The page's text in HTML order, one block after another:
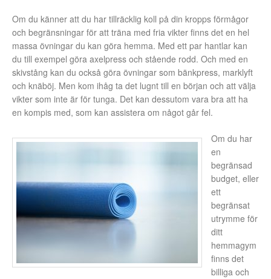
Om du känner att du har tillräcklig koll på din kropps förmågor
och begränsningar för att träna med fria vikter finns det en hel
massa övningar du kan göra hemma. Med ett par hantlar kan
du till exempel göra axelpress och stående rodd. Och med en
skivstång kan du också göra övningar som bänkpress, marklyft
och knäböj. Men kom ihåg ta det lugnt till en början och att välja
vikter som inte är för tunga. Det kan dessutom vara bra att ha
en kompis med, som kan assistera om något går fel.
Om du har
en
begränsad
budget, eller
ett
begränsat
utrymme för
ditt
hemmagym
finns det
billiga och